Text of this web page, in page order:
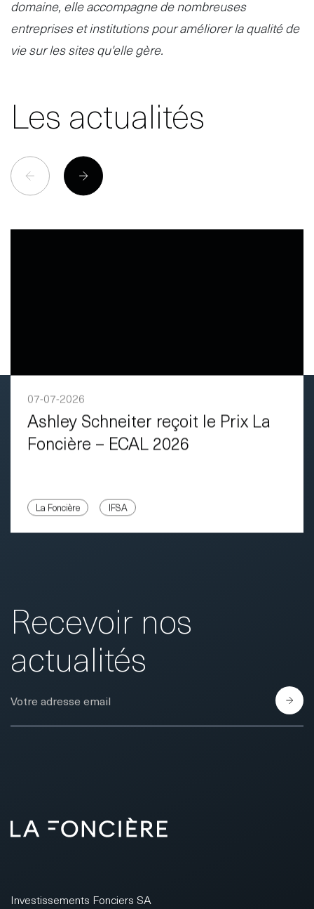
domaine, elle accompagne de nombreuses
entreprises et institutions pour améliorer la qualité de
vie sur les sites qu'elle gère.
Les actualités
07-07-2026
Ashley Schneiter reçoit le Prix La
Foncière – ECAL 2026
La Foncière IFSA
Recevoir nos
actualités
E-Mail
Investissements Fonciers SA